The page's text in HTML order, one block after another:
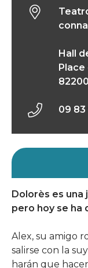
Dolorès es una
pero hoy se ha
Alex, su amigo
salirse con la
harán que
Hall
Place
09 83